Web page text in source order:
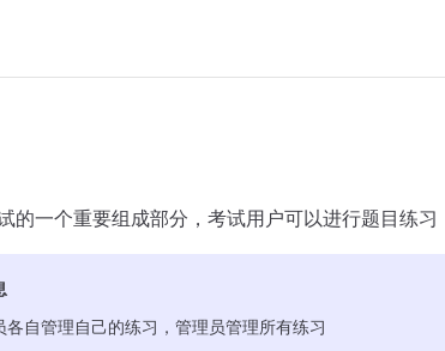
的一个重要组成部分，考试用户可以进行题目练习
各自管理自己的练习，管理员管理所有练习